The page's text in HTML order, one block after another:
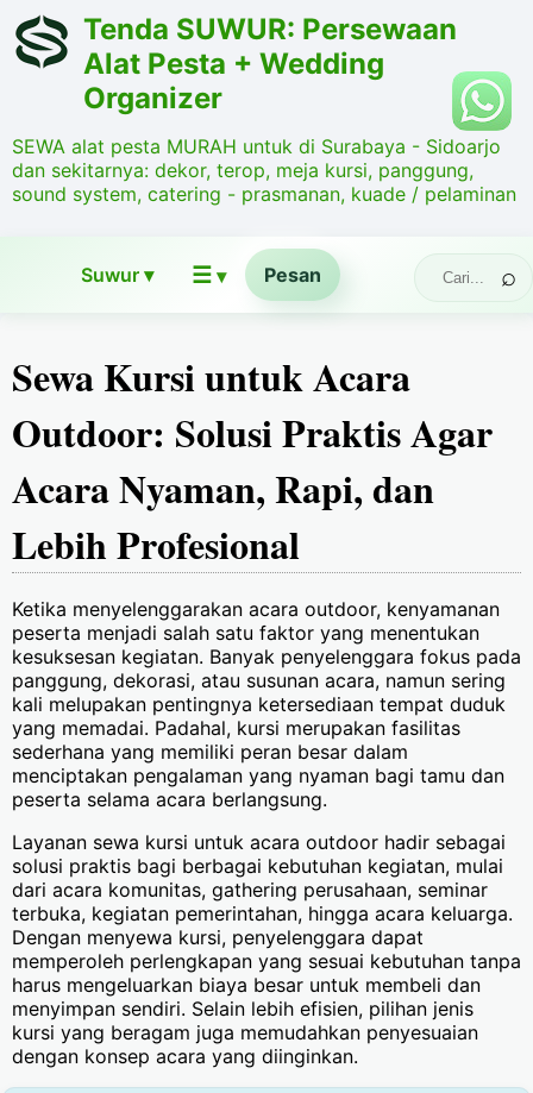
Tenda SUWUR: Persewaan
Alat Pesta + Wedding
Organizer
SEWA alat pesta MURAH untuk di Surabaya - Sidoarjo
dan sekitarnya: dekor, terop, meja kursi, panggung,
sound system, catering - prasmanan, kuade / pelaminan
Suwur ▾ ☰ ▾ Pesan
Sewa Kursi untuk Acara
Outdoor: Solusi Praktis Agar
Acara Nyaman, Rapi, dan
Lebih Profesional
Ketika menyelenggarakan acara outdoor, kenyamanan
peserta menjadi salah satu faktor yang menentukan
kesuksesan kegiatan. Banyak penyelenggara fokus pada
panggung, dekorasi, atau susunan acara, namun sering
kali melupakan pentingnya ketersediaan tempat duduk
yang memadai. Padahal, kursi merupakan fasilitas
sederhana yang memiliki peran besar dalam
menciptakan pengalaman yang nyaman bagi tamu dan
peserta selama acara berlangsung.
Layanan sewa kursi untuk acara outdoor hadir sebagai
solusi praktis bagi berbagai kebutuhan kegiatan, mulai
dari acara komunitas, gathering perusahaan, seminar
terbuka, kegiatan pemerintahan, hingga acara keluarga.
Dengan menyewa kursi, penyelenggara dapat
memperoleh perlengkapan yang sesuai kebutuhan tanpa
harus mengeluarkan biaya besar untuk membeli dan
menyimpan sendiri. Selain lebih efisien, pilihan jenis
kursi yang beragam juga memudahkan penyesuaian
dengan konsep acara yang diinginkan.